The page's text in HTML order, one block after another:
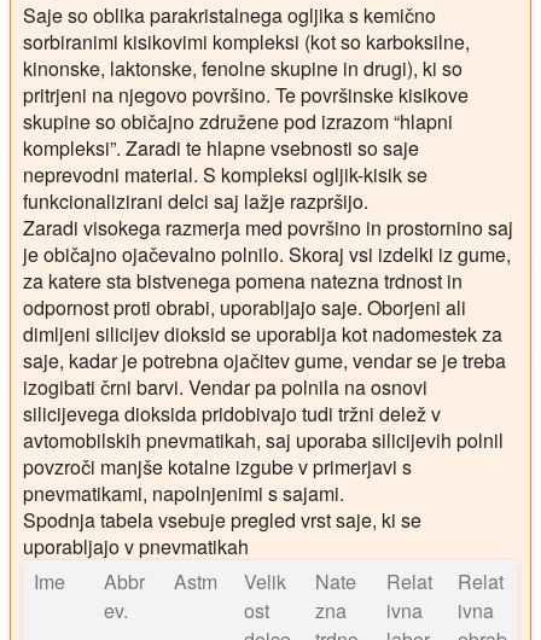
Saje so oblika parakristalnega ogljika s kemično
sorbiranimi kisikovimi kompleksi (kot so karboksilne,
kinonske, laktonske, fenolne skupine in drugi), ki so
pritrjeni na njegovo površino. Te površinske kisikove
skupine so običajno združene pod izrazom “hlapni
kompleksi”. Zaradi te hlapne vsebnosti so saje
neprevodni material. S kompleksi ogljik-kisik se
funkcionalizirani delci saj lažje razpršijo.
Zaradi visokega razmerja med površino in prostornino saj
je običajno ojačevalno polnilo. Skoraj vsi izdelki iz gume,
za katere sta bistvenega pomena natezna trdnost in
odpornost proti obrabi, uporabljajo saje. Oborjeni ali
dimljeni silicijev dioksid se uporablja kot nadomestek za
saje, kadar je potrebna ojačitev gume, vendar se je treba
izogibati črni barvi. Vendar pa polnila na osnovi
silicijevega dioksida pridobivajo tudi tržni delež v
avtomobilskih pnevmatikah, saj uporaba silicijevih polnil
povzroči manjše kotalne izgube v primerjavi s
pnevmatikami, napolnjenimi s sajami.
Spodnja tabela vsebuje pregled vrst saje, ki se
uporabljajo v pnevmatikah
Ime
Abbr
ev.
Astm
Velik
ost
Nate
zna
Relat
ivna
Relat
ivna